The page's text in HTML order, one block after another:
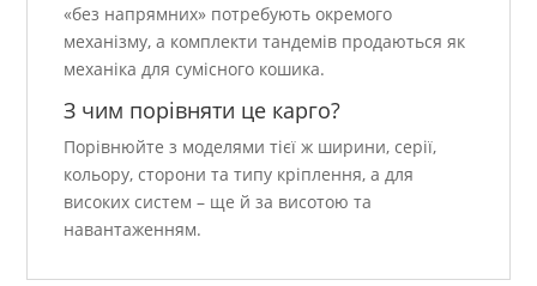
«без напрямних» потребують окремого
механізму, а комплекти тандемів продаються як
механіка для сумісного кошика.
З чим порівняти це карго?
Порівнюйте з моделями тієї ж ширини, серії,
кольору, сторони та типу кріплення, а для
високих систем – ще й за висотою та
навантаженням.